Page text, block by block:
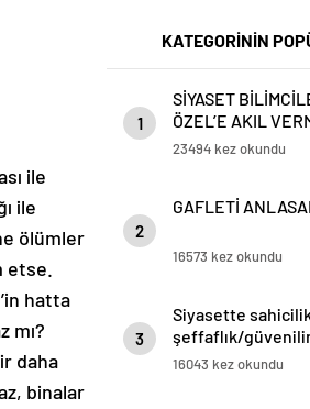
ile
ile
ölümler
etse.
hatta
mı?
daha
binalar
KATEGORİNİN
1
SİYASET
ÖZEL’E AKIL
GEÇİN..
23494 kez okundu
2
GAFLETİ
16573 kez okundu
3
Siyasette
şeffaflık/
16043 kez okundu